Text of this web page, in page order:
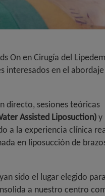
On en Cirugía del
en el
directo, sesiones teóricas
Assisted Liposuction)y
a la experiencia clínica
en liposucción de
sido el lugar elegido
a nuestro centro